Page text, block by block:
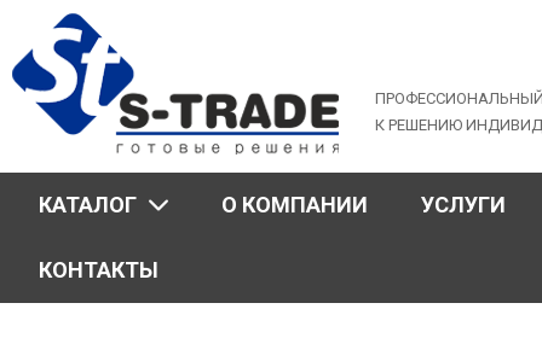
navigation
К РЕШЕНИЮ
КАТАЛОГ О КОМПАНИИ УСЛУГИ
КОНТАКТЫ